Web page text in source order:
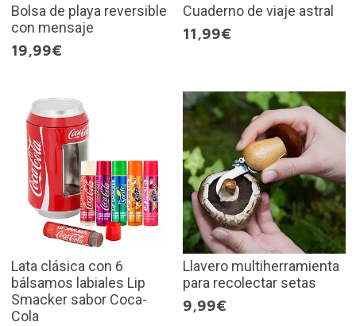
Bolsa de playa reversible
con mensaje
19,99€
Cuaderno de viaje astral
11,99€
Lata clásica con 6
bálsamos labiales Lip
Smacker sabor Coca-
Cola
Llavero multiherramienta
para recolectar setas
9,99€